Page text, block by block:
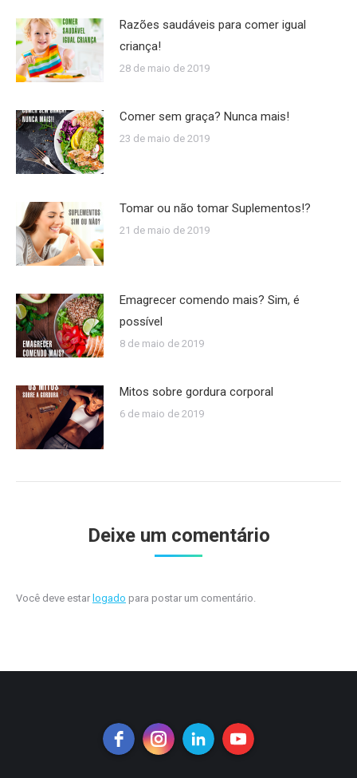
Razões saudáveis para comer igual
criança!
28 de maio de 2019
Comer sem graça? Nunca mais!
23 de maio de 2019
Tomar ou não tomar Suplementos!?
21 de maio de 2019
Emagrecer comendo mais? Sim, é
possível
8 de maio de 2019
Mitos sobre gordura corporal
6 de maio de 2019
Deixe um comentário
Você deve estar logado para postar um comentário.